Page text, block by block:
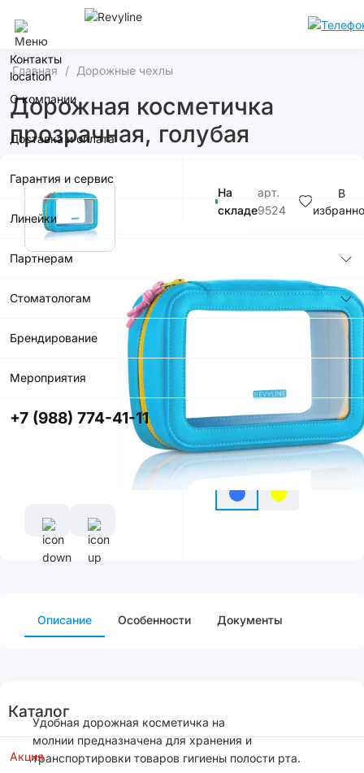
Махачкала
Контакты
О компании
Доставка и оплата
Гарантия и сервис
Линейки
Партнерам
Стоматологам
Брендирование
Мероприятия
+7 (988) 774-41-11
Каталог
Акция
Главная Дорожные чехлы
Дорожная косметичка
прозрачная, голубая
На
складе
арт.
9524
В
приложении
со скидкой
Цвет
Описание Особенности Документы
Удобная дорожная косметичка на
молнии предназначена для хранения и
транспортировки товаров гигиены полости рта.